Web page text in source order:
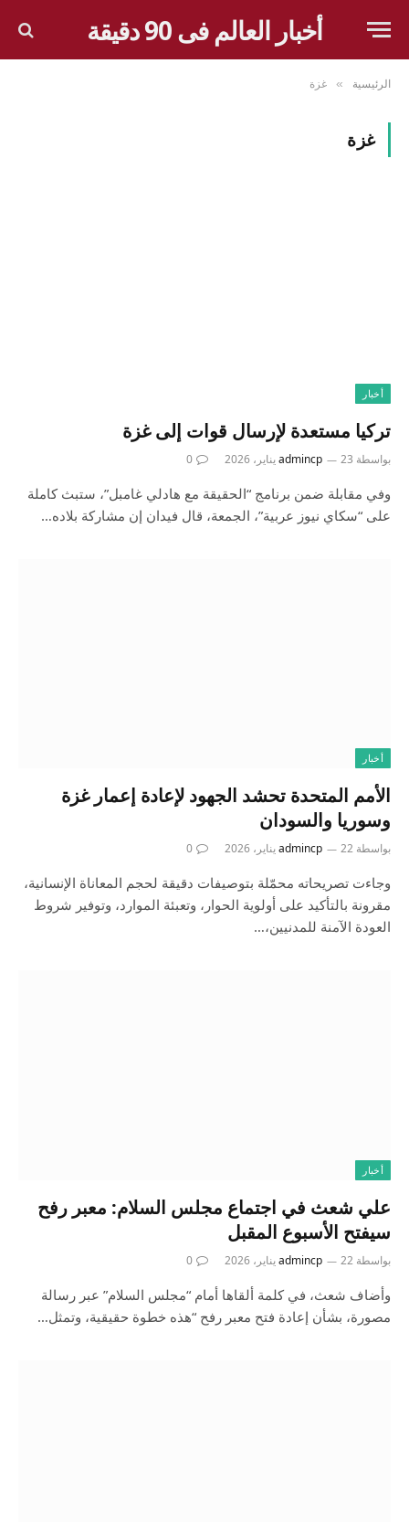
أخبار العالم فى 90 دقيقة
الرئيسية » غزة
غزة
أخبار
تركيا مستعدة لإرسال قوات إلى غزة
بواسطة admincp 23 يناير، 2026 0
وفي مقابلة ضمن برنامج “الحقيقة مع هادلي غامبل”، ستبث كاملة
على “سكاي نيوز عربية”، الجمعة، قال فيدان إن مشاركة بلاده…
أخبار
الأمم المتحدة تحشد الجهود لإعادة إعمار غزة
وسوريا والسودان
بواسطة admincp 22 يناير، 2026 0
وجاءت تصريحاته محمّلة بتوصيفات دقيقة لحجم المعاناة الإنسانية،
مقرونة بالتأكيد على أولوية الحوار، وتعبئة الموارد، وتوفير شروط
العودة الآمنة للمدنيين،…
أخبار
علي شعث في اجتماع مجلس السلام: معبر رفح
سيفتح الأسبوع المقبل
بواسطة admincp 22 يناير، 2026 0
وأضاف شعث، في كلمة ألقاها أمام “مجلس السلام” عبر رسالة
مصورة، بشأن إعادة فتح معبر رفح “هذه خطوة حقيقية، وتمثل…